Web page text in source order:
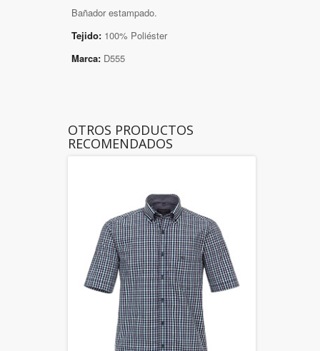
Bañador estampado.
Tejido: 100% Poliéster
Marca: D555
OTROS PRODUCTOS
RECOMENDADOS